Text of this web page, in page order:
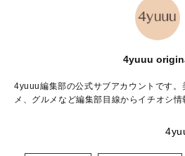
4yuuu
4yuuu編集部の公式サブアカウントです。
メ、グルメなど編集部目線からイチオシ情